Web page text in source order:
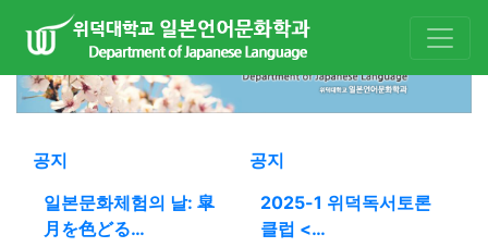
공지
일본문화체험의 날: 皐
月を色どる…
공지
2025-1 위덕독서토론
클럽 <…